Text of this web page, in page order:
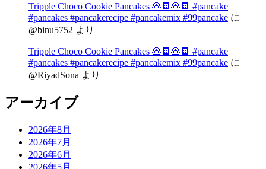
Tripple Choco Cookie Pancakes 🥞🍫🥞🍫 #pancake
#pancakes #pancakerecipe #pancakemix #99pancake に
@binu5752 より
Tripple Choco Cookie Pancakes 🥞🍫🥞🍫 #pancake
#pancakes #pancakerecipe #pancakemix #99pancake に
@RiyadSona より
アーカイブ
2026年8月
2026年7月
2026年6月